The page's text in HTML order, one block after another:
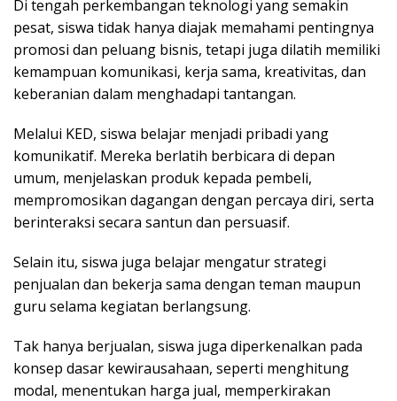
Di tengah perkembangan teknologi yang semakin
pesat, siswa tidak hanya diajak memahami pentingnya
promosi dan peluang bisnis, tetapi juga dilatih memiliki
kemampuan komunikasi, kerja sama, kreativitas, dan
keberanian dalam menghadapi tantangan.
Melalui KED, siswa belajar menjadi pribadi yang
komunikatif. Mereka berlatih berbicara di depan
umum, menjelaskan produk kepada pembeli,
mempromosikan dagangan dengan percaya diri, serta
berinteraksi secara santun dan persuasif.
Selain itu, siswa juga belajar mengatur strategi
penjualan dan bekerja sama dengan teman maupun
guru selama kegiatan berlangsung.
Tak hanya berjualan, siswa juga diperkenalkan pada
konsep dasar kewirausahaan, seperti menghitung
modal, menentukan harga jual, memperkirakan